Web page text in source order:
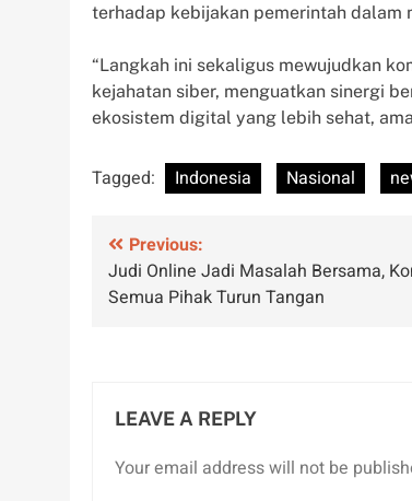
terhadap kebijakan pemerintah dalam
“Langkah ini sekaligus mewujudkan
kejahatan siber, menguatkan sinergi
ekosistem digital yang lebih sehat,
Tagged: Indonesia Nasional
Post
navigation
Previous:
Judi Online Jadi Masalah Bersama,
Semua Pihak Turun Tangan
LEAVE A REPLY
Your email address will not be